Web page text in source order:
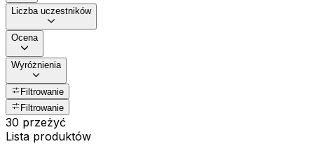
Liczba uczestników
Ocena
Wyróżnienia
Filtrowanie
Filtrowanie
30 przeżyć
Lista produktów